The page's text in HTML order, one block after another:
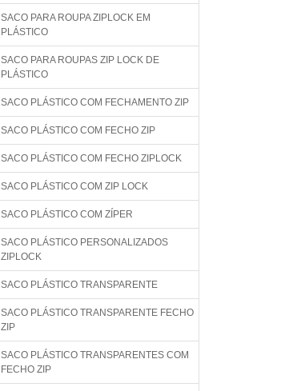
SACO PARA ROUPA ZIPLOCK EM
PLÁSTICO
SACO PARA ROUPAS ZIP LOCK DE
PLÁSTICO
SACO PLÁSTICO COM FECHAMENTO ZIP
SACO PLÁSTICO COM FECHO ZIP
SACO PLÁSTICO COM FECHO ZIPLOCK
SACO PLÁSTICO COM ZIP LOCK
SACO PLÁSTICO COM ZÍPER
SACO PLÁSTICO PERSONALIZADOS
ZIPLOCK
SACO PLÁSTICO TRANSPARENTE
SACO PLÁSTICO TRANSPARENTE FECHO
ZIP
SACO PLÁSTICO TRANSPARENTES COM
FECHO ZIP